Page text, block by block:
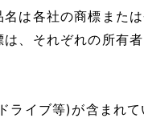
は各社の商標または
、それぞれの所有者
ライブ等)が含まれ